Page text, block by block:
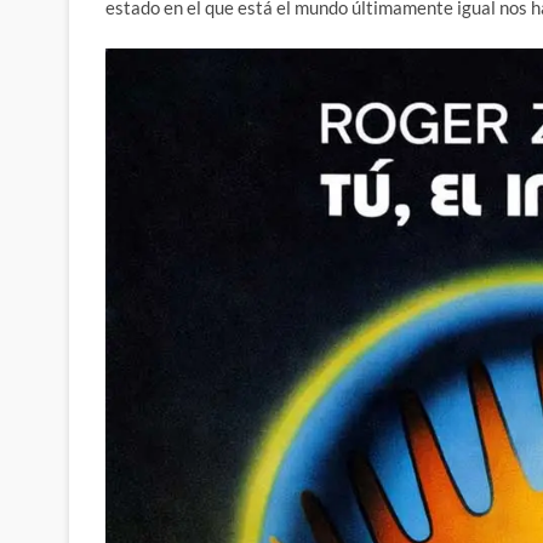
estado en el que está el mundo últimamente igual nos